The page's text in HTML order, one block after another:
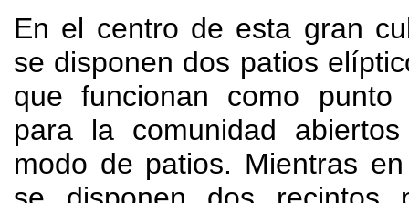
En el centro de esta gran
se disponen dos patios
que funcionan como punto
para la comunidad
modo de patios. Mientras